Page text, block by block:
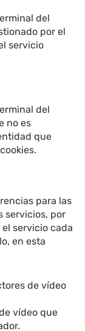
del
por el
servicio
del
no es
que
para las
servicios, por
servicio cada
en esta
de vídeo
vídeo que